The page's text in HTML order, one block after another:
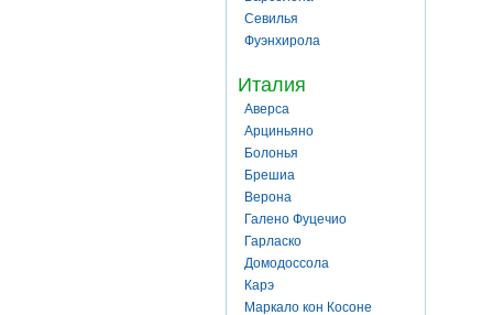
Севилья
Фуэнхирола
Италия
Аверса
Арциньяно
Болонья
Брешиа
Верона
Галено Фуцечио
Гарласко
Домодоссола
Карэ
Маркало кон Косоне